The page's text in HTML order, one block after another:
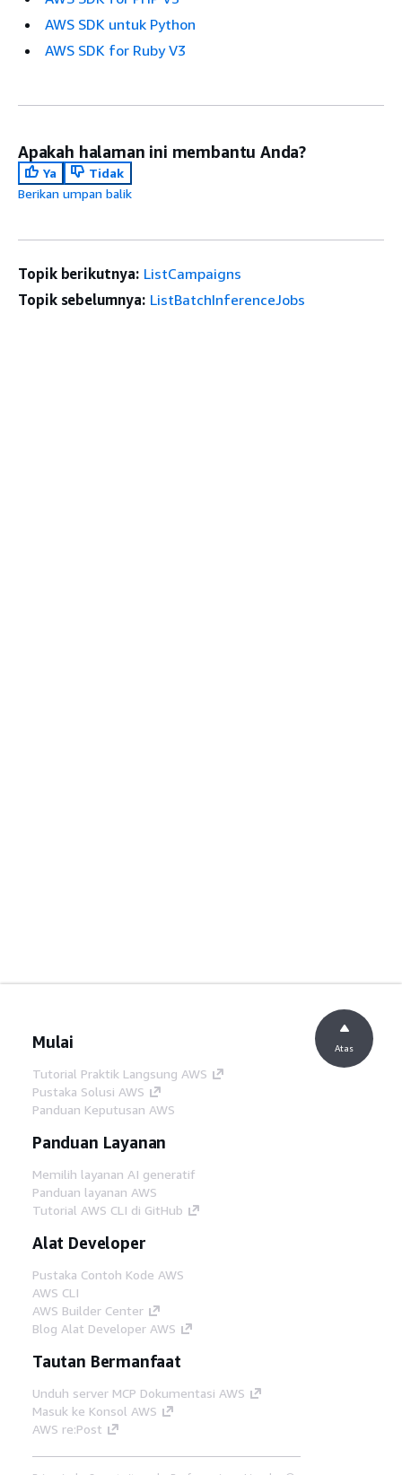
AWS SDK untuk Python
AWS SDK for Ruby V3
Apakah halaman ini membantu Anda?
Ya
Tidak
Berikan umpan balik
Topik berikutnya: ListCampaigns
Topik sebelumnya: ListBatchInferenceJobs
Mulai
Tutorial Praktik Langsung AWS
Pustaka Solusi AWS
Panduan Keputusan AWS
Panduan Layanan
Memilih layanan AI generatif
Panduan layanan AWS
Tutorial AWS CLI di GitHub
Alat Developer
Pustaka Contoh Kode AWS
AWS CLI
AWS Builder Center
Blog Alat Developer AWS
Tautan Bermanfaat
Unduh server MCP Dokumentasi AWS
Masuk ke Konsol AWS
AWS re:Post
Atas